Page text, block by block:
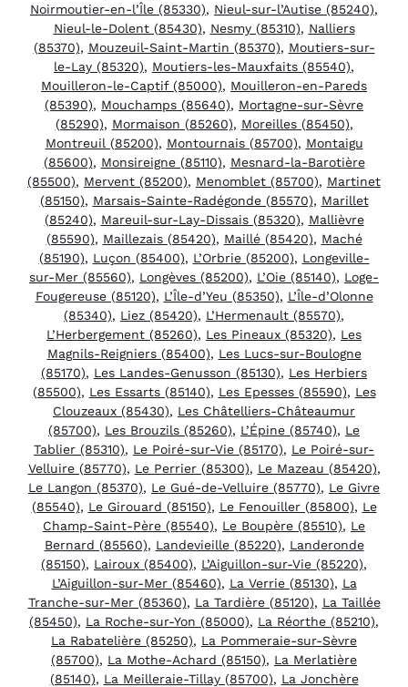
Noirmoutier-en-l’Île (85330), Nieul-sur-l’Autise (85240),
Nieul-le-Dolent (85430), Nesmy (85310), Nalliers
(85370), Mouzeuil-Saint-Martin (85370), Moutiers-sur-
le-Lay (85320), Moutiers-les-Mauxfaits (85540),
Mouilleron-le-Captif (85000), Mouilleron-en-Pareds
(85390), Mouchamps (85640), Mortagne-sur-Sèvre
(85290), Mormaison (85260), Moreilles (85450),
Montreuil (85200), Montournais (85700), Montaigu
(85600), Monsireigne (85110), Mesnard-la-Barotière
(85500), Mervent (85200), Menomblet (85700), Martinet
(85150), Marsais-Sainte-Radégonde (85570), Marillet
(85240), Mareuil-sur-Lay-Dissais (85320), Mallièvre
(85590), Maillezais (85420), Maillé (85420), Maché
(85190), Luçon (85400), L’Orbrie (85200), Longeville-
sur-Mer (85560), Longèves (85200), L’Oie (85140), Loge-
Fougereuse (85120), L’Île-d’Yeu (85350), L’Île-d’Olonne
(85340), Liez (85420), L’Hermenault (85570),
L’Herbergement (85260), Les Pineaux (85320), Les
Magnils-Reigniers (85400), Les Lucs-sur-Boulogne
(85170), Les Landes-Genusson (85130), Les Herbiers
(85500), Les Essarts (85140), Les Epesses (85590), Les
Clouzeaux (85430), Les Châtelliers-Châteaumur
(85700), Les Brouzils (85260), L’Épine (85740), Le
Tablier (85310), Le Poiré-sur-Vie (85170), Le Poiré-sur-
Velluire (85770), Le Perrier (85300), Le Mazeau (85420),
Le Langon (85370), Le Gué-de-Velluire (85770), Le Givre
(85540), Le Girouard (85150), Le Fenouiller (85800), Le
Champ-Saint-Père (85540), Le Boupère (85510), Le
Bernard (85560), Landevieille (85220), Landeronde
(85150), Lairoux (85400), L’Aiguillon-sur-Vie (85220),
L’Aiguillon-sur-Mer (85460), La Verrie (85130), La
Tranche-sur-Mer (85360), La Tardière (85120), La Taillée
(85450), La Roche-sur-Yon (85000), La Réorthe (85210),
La Rabatelière (85250), La Pommeraie-sur-Sèvre
(85700), La Mothe-Achard (85150), La Merlatière
(85140), La Meilleraie-Tillay (85700), La Jonchère